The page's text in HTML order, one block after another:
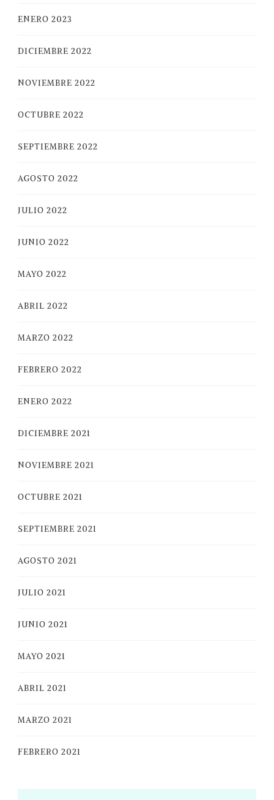
ENERO 2023
DICIEMBRE 2022
NOVIEMBRE 2022
OCTUBRE 2022
SEPTIEMBRE 2022
AGOSTO 2022
JULIO 2022
JUNIO 2022
MAYO 2022
ABRIL 2022
MARZO 2022
FEBRERO 2022
ENERO 2022
DICIEMBRE 2021
NOVIEMBRE 2021
OCTUBRE 2021
SEPTIEMBRE 2021
AGOSTO 2021
JULIO 2021
JUNIO 2021
MAYO 2021
ABRIL 2021
MARZO 2021
FEBRERO 2021